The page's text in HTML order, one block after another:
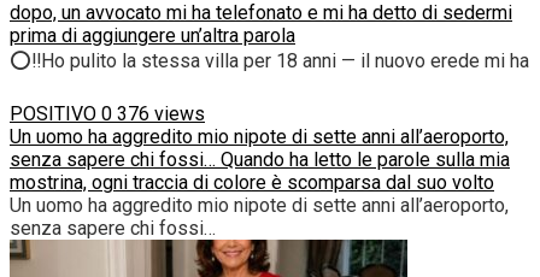
dopo, un avvocato mi ha telefonato e mi ha detto di sedermi
prima di aggiungere un’altra parola
⭕‼️Ho pulito la stessa villa per 18 anni — il nuovo erede mi ha
POSITIVO 0 376 views
Un uomo ha aggredito mio nipote di sette anni all’aeroporto,
senza sapere chi fossi… Quando ha letto le parole sulla mia
mostrina, ogni traccia di colore è scomparsa dal suo volto
Un uomo ha aggredito mio nipote di sette anni all’aeroporto,
senza sapere chi fossi…